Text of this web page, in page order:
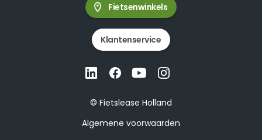
Fietsenwinkels
Klantenservice
© Fietslease Holland
Algemene voorwaarden